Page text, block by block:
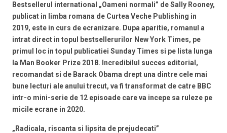
Bestsellerul international „Oameni normali” de Sally Rooney,
publicat in limba romana de Curtea Veche Publishing in
2019, este in curs de ecranizare. Dupa aparitie, romanul a
intrat direct in topul bestsellerurilor New York Times, pe
primul loc in topul publicatiei Sunday Times si pe lista lunga
la Man Booker Prize 2018. Incredibilul succes editorial,
recomandat si de Barack Obama drept una dintre cele mai
bune lecturi ale anului trecut, va fi transformat de catre BBC
intr-o mini-serie de 12 episoade care va incepe sa ruleze pe
micile ecrane in 2020.
„Radicala, riscanta si lipsita de prejudecati”